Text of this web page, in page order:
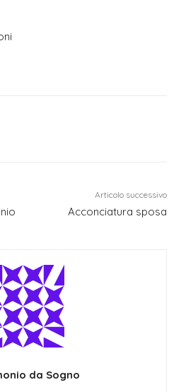
Articolo successivo
Acconciatura sposa
da Sogno